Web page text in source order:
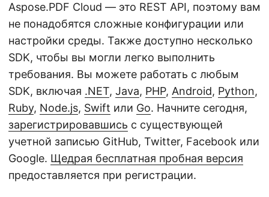
Aspose.PDF Cloud — это REST API, поэтому вам
не понадобятся сложные конфигурации или
настройки среды. Также доступно несколько
SDK, чтобы вы могли легко выполнить
требования. Вы можете работать с любым
SDK, включая .NET, Java, PHP, Android, Python,
Ruby, Node.js, Swift или Go. Начните сегодня,
зарегистрировавшись с существующей
учетной записью GitHub, Twitter, Facebook или
Google. Щедрая бесплатная пробная версия
предоставляется при регистрации.